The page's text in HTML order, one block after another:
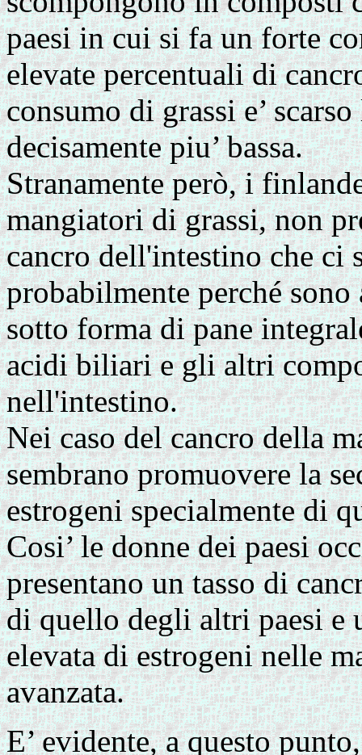
paesi in cui si fa un forte
elevate percentuali di
consumo di grassi e’
decisamente piu’ bassa.
Stranamente però, i
mangiatori di grassi, non
cancro dell'intestino che ci
probabilmente perché
sotto forma di pane
acidi biliari e gli altri
nell'intestino.
Nei caso del cancro della
sembrano promuovere la
estrogeni specialmente di
Cosi’ le donne dei paesi
presentano un tasso di
di quello degli altri paesi e
elevata di estrogeni nelle
avanzata.
E’ evidente, a questo